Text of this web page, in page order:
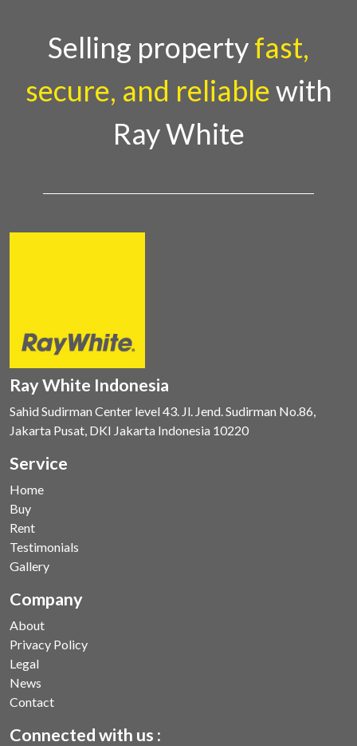
Country Director Ray White Indon
Selling propertyfast,
secure, and reliablewith
Ray White
Ray White Indonesia
Sahid Sudirman Center level 43. Jl. Jend. Sudirman No.86,
Jakarta Pusat, DKI Jakarta Indonesia 10220
Service
Home
Buy
Rent
Testimonials
Gallery
Company
About
Privacy Policy
Legal
News
Contact
Connected with us :